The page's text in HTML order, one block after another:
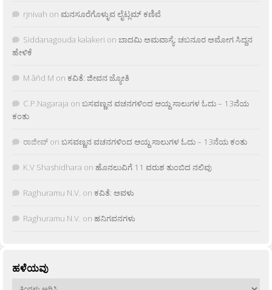
rjnivah on ಮನಸೂರೆಗೊಳ್ಳುವ ಲೈಟ್ಲಮ್ ಕಣಿವೆ
Siddanagouda kalakeri on ಬಾದಮಿ ಅಮವಾಸ್ಯೆ: ಚಬನೂರ ಅಮೋಗ ಸಿದ್ದನ
ಹೇಳಿಕೆ
M âñd M on ಕವಿತೆ: ಜೀವನ ಜ್ಯೋತಿ
C.P.Nagaraja on ಬಸವಣ್ಣನ ವಚನಗಳಿಂದ ಆಯ್ದ ಸಾಲುಗಳ ಓದು – 13ನೆಯ
ಕಂತು
ರಾಜೀವ್ on ಬಸವಣ್ಣನ ವಚನಗಳಿಂದ ಆಯ್ದ ಸಾಲುಗಳ ಓದು – 13ನೆಯ ಕಂತು
K.V Shashidhara on ಹೊನಲುವಿಗೆ 11 ವರುಶ ತುಂಬಿದ ನಲಿವು
Raghuramu N.V. on ಕವಿತೆ: ಅವಳು
Raghuramu N.V. on ಹನಿಗವನಗಳು
ಹಳೆಯವು
ಹಳೆಯವು